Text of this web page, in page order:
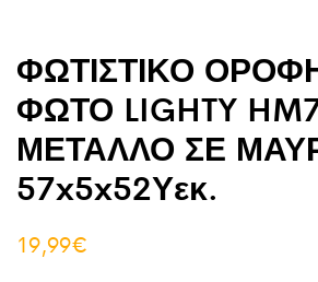
ΦΩΤΙΣΤΙΚΟ
ΦΩΤΟ LIGHTY
ΜΕΤΑΛΛΟ ΣΕ
57x5x52Υεκ.
19,99€